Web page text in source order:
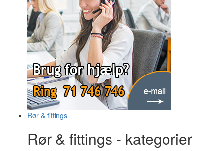
Rør & fittings
Rør & fittings - kategorier